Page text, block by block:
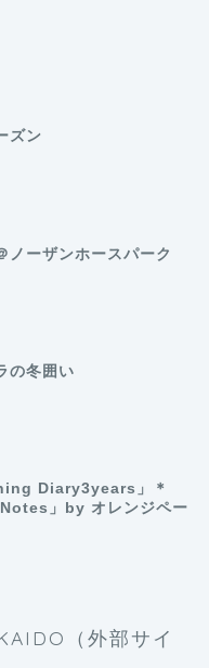
ズン
ノーザンホースパーク
の冬囲い
Diary3years」＊
Notes」by オレンジペー
（外部サイ